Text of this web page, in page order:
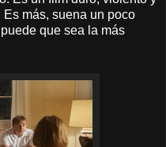
más, suena un poco
que sea la más